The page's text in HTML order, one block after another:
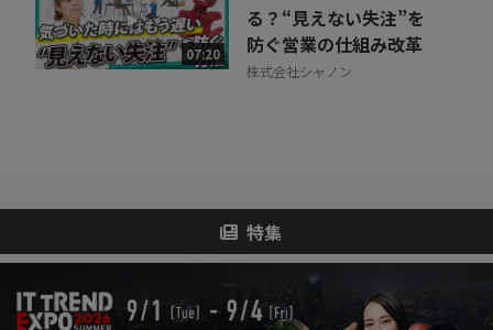
07:20
る？“見えない失注”を
防ぐ営業の仕組み改革
株式会社シャノン
特集